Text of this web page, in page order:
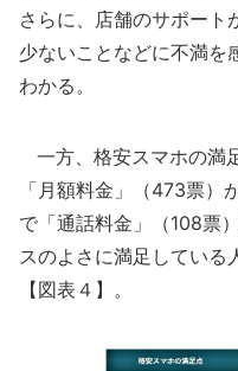
さらに、店舗のサポート
少ないことなどに不満を
わかる。
一方、格安スマホの満
「月額料金」（473票）
で「通話料金」（108票
スのよさに満足している
【図表４】。